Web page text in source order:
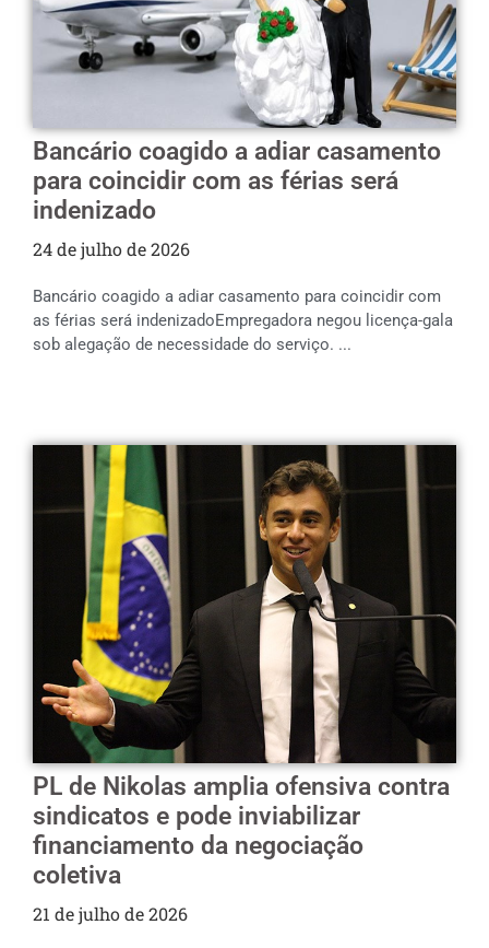
Bancário coagido a adiar casamento
para coincidir com as férias será
indenizado
24 de julho de 2026
Bancário coagido a adiar casamento para coincidir com
as férias será indenizadoEmpregadora negou licença-gala
sob alegação de necessidade do serviço. ...
PL de Nikolas amplia ofensiva contra
sindicatos e pode inviabilizar
financiamento da negociação
coletiva
21 de julho de 2026